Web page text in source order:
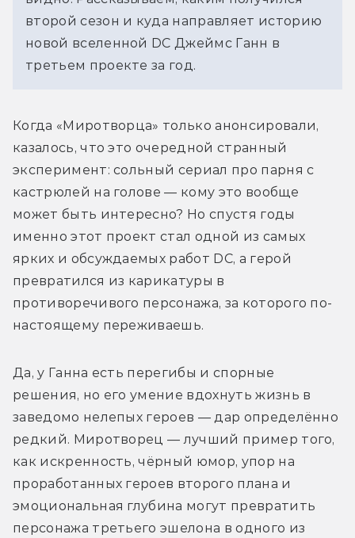
второй сезон и куда направляет историю
новой вселенной DC Джеймс Ганн в
третьем проекте за год.
Когда «Миротворца» только анонсировали,
казалось, что это очередной странный
эксперимент: сольный сериал про парня с
кастрюлей на голове — кому это вообще
может быть интересно? Но спустя годы
именно этот проект стал одной из самых
ярких и обсуждаемых работ DC, а герой
превратился из карикатуры в
противоречивого персонажа, за которого по-
настоящему переживаешь.
Да, у Ганна есть перегибы и спорные
решения, но его умение вдохнуть жизнь в
заведомо нелепых героев — дар определённо
редкий. Миротворец — лучший пример того,
как искренность, чёрный юмор, упор на
проработанных героев второго плана и
эмоциональная глубина могут превратить
персонажа третьего эшелона в одного из